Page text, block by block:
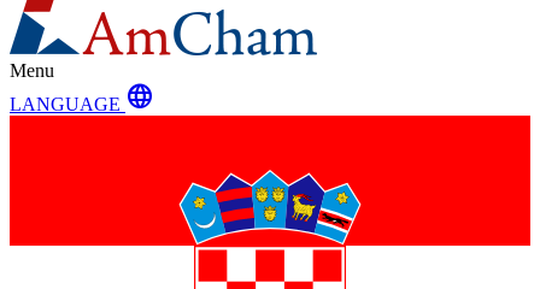
Menu
LANGUAGE language